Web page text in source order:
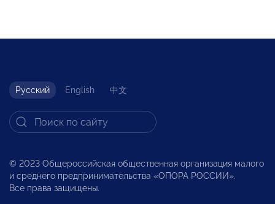
Русский English 中文
© 2023 Общероссийская общественная организация малого
и среднего предпринимательства «ОПОРА РОССИИ».
Все права защищены.